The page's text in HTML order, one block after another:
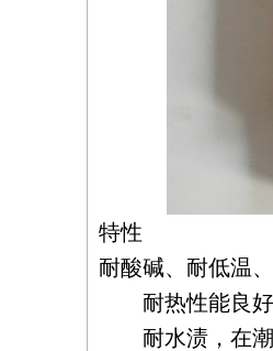
特性
耐酸碱、耐低温
耐热性能良好
耐水渍，在潮